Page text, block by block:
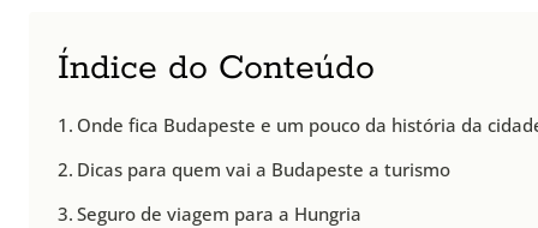
Índice do Conteúdo
Onde fica Budapeste e um pouco da história da
Dicas para quem vai a Budapeste a turismo
Seguro de viagem para a Hungria